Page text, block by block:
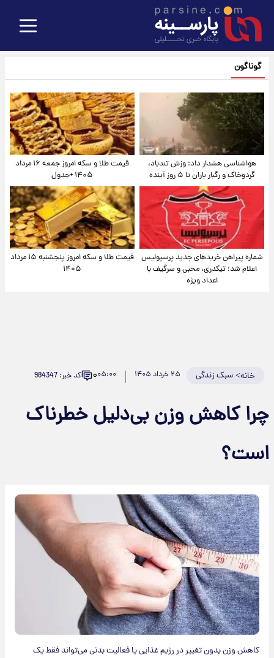
گوناگون
هواشناسی هشدار داد: وزش تندباد،
گردوخاک و رگبار باران تا ۵ روز آینده
قیمت طلا و سکه امروز جمعه ۱۶ مرداد
۱۴۰۵ +جدول
شماره پیراهن خریدهای جدید پرسپولیس
اعلام شد؛ تیکدری، محبی و سرگیف با
اعداد ویژه
قیمت طلا و سکه امروز پنجشنبه ۱۵ مرداد
۱۴۰۵
خانه>سبک زندگی ۲۵ خرداد ۱۴۰۵ ۰۵:۰۰۰ کد خبر: 984347
چرا کاهش وزن بی‌دلیل خطرناک
است؟
کاهش وزن بدون تغییر در رژیم غذایی یا فعالیت بدنی می‌تواند فقط یک